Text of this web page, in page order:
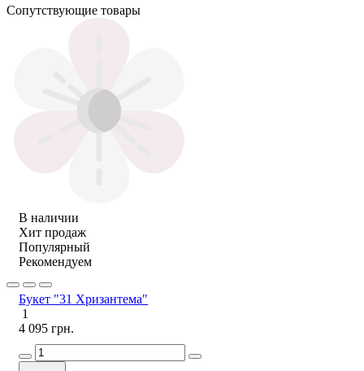
Сопутствующие товары
В наличии
Хит продаж
Популярный
Рекомендуем
Букет "31 Хризантема"
1
4 095 грн.